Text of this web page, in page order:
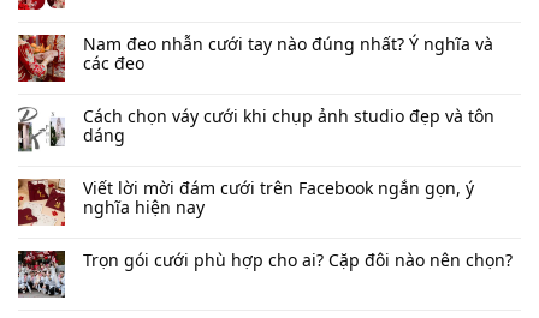
Nam đeo nhẫn cưới tay nào đúng nhất​? Ý nghĩa và
các đeo
Cách chọn váy cưới khi chụp ảnh studio đẹp và tôn
dáng
Viết lời mời đám cưới trên Facebook​ ngắn gọn, ý
nghĩa hiện nay
Trọn gói cưới phù hợp cho ai? Cặp đôi nào nên chọn?